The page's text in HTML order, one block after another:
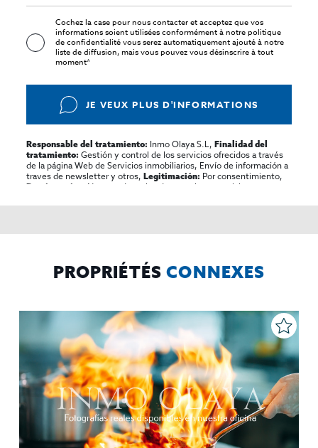
Cochez la case pour nous contacter et acceptez que vos
informations soient utilisées conformément à notrepolitique
de confidentialitévous serez automatiquement ajouté à notre
liste de diffusion, mais vous pouvez vous désinscrire à tout
moment*
JE VEUX PLUS D'INFORMATIONS
Responsable del tratamiento: Inmo Olaya S.L,Finalidad del
tratamiento: Gestión y control de los servicios ofrecidos a través
de la página Web de Servicios inmobiliarios, Envío de información a
traves de newsletter y otros,Legitimación: Por consentimiento,
Destinatarios:
No se cederan los datos, salvo para elaborar
rectificar y suprimir los datos, solicitar la portabilidad de los
PROPRIÉTÉS CONNEXES